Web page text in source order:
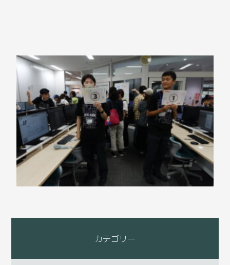
カテゴリー